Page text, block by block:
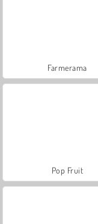
Farmerama
Pop Fruit